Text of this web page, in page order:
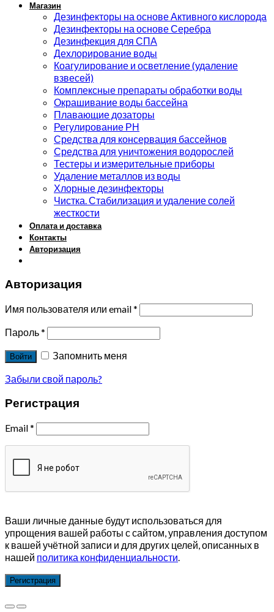
Магазин
Дезинфекторы на основе Активного кислорода
Дезинфекторы на основе Серебра
Дезинфекция для СПА
Дехлорирование воды
Коагулирование и осветление (удаление
взвесей)
Комплексные препараты обработки воды
Окрашивание воды бассейна
Плавающие дозаторы
Регулирование РН
Средства для консервация бассейнов
Средства для уничтожения водорослей
Тестеры и измерительные приборы
Удаление металлов из воды
Хлорные дезинфекторы
Чистка. Стабилизация и удаление солей
жесткости
Оплата и доставка
Контакты
Авторизация
Авторизация
Имя пользователя или email*
Пароль*
Войти
Запомнить меня
Забыли свой пароль?
Регистрация
Email*
Ваши личные данные будут использоваться для
упрощения вашей работы с сайтом, управления доступом
к вашей учётной записи и для других целей, описанных в
нашей политика конфиденциальности.
Регистрация